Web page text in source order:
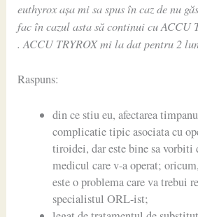
euthyrox așa mi sa spus în caz de nu
fac în cazul asta să continui cu ACCU
. ACCU TRYROX mi la dat pentru 2
Raspuns:
din ce stiu eu, afectarea
complicatie tipic asociata cu
tiroidei, dar este bine sa vorbiti
medicul care v-a operat;
este o problema care va trebui
specialistul ORL-ist;